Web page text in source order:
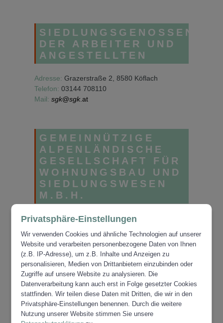
DER ARBEITER UND
ANGESTELLTEN
Adresse: Grazerstraße 2, 8580 Köflach
Telefon: 03144 708110
Mail: sgk@sgk.at
GEMEINNÜTZIGE
ALPENLÄNDISCHE
GESELLSCHAFT FÜR
WOHNUNGSBAU UND
SIEDLUNGSWESEN
M.B.H.
Adresse:Plüddemanngasse 107, 8042 Graz
Mail:
gws@gws-wohnen.at
WAG
WOHNUNGSANLAGEN
GESMBH
Privatsphäre-Einstellungen
Wir verwenden Cookies und ähnliche Technologien auf unserer
Website und verarbeiten personenbezogene Daten von Ihnen
(z.B. IP-Adresse), um z.B. Inhalte und Anzeigen zu
personalisieren, Medien von Drittanbietern einzubinden oder
Zugriffe auf unsere Website zu analysieren. Die
Datenverarbeitung kann auch erst in Folge gesetzter Cookies
stattfinden. Wir teilen diese Daten mit Dritten, die wir in den
Privatsphäre-Einstellungen benennen. Durch die weitere
Nutzung unserer Website stimmen Sie unsere